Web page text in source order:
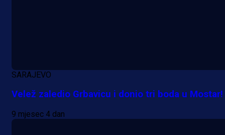
SARAJEVO
Velež zaledio Grbavicu i donio tri boda u Mostar!
9 mjesec 4 dan